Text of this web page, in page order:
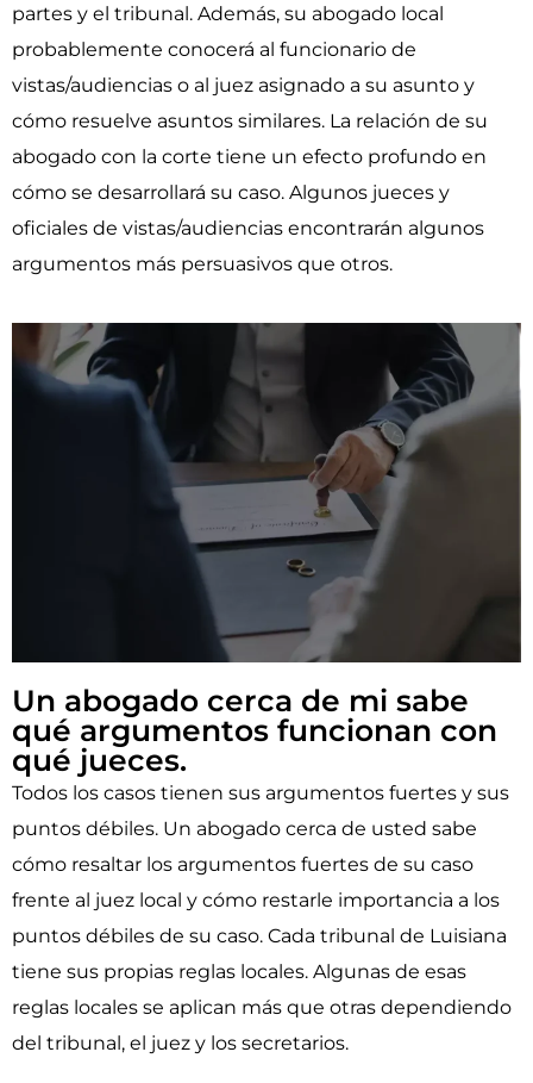
partes y el tribunal. Además, su abogado local
probablemente conocerá al funcionario de
vistas/audiencias o al juez asignado a su asunto y
cómo resuelve asuntos similares. La relación de su
abogado con la corte tiene un efecto profundo en
cómo se desarrollará su caso. Algunos jueces y
oficiales de vistas/audiencias encontrarán algunos
argumentos más persuasivos que otros.
Un abogado cerca de mi sabe
qué argumentos funcionan con
qué jueces.
Todos los casos tienen sus argumentos fuertes y sus
puntos débiles. Un abogado cerca de usted sabe
cómo resaltar los argumentos fuertes de su caso
frente al juez local y cómo restarle importancia a los
puntos débiles de su caso. Cada tribunal de Luisiana
tiene sus propias reglas locales. Algunas de esas
reglas locales se aplican más que otras dependiendo
del tribunal, el juez y los secretarios.